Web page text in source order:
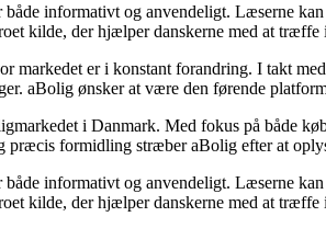
informativt og anvendeligt. Læserne
kilde, der hjælper danskerne med at træffe
er i konstant forandring. I takt
aBolig ønsker at være den førende
i Danmark. Med fokus på både
præcis formidling stræber aBolig efter at
informativt og anvendeligt. Læserne
kilde, der hjælper danskerne med at træffe